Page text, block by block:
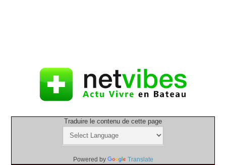
Traduire le contenu de cette page
Powered by Translate